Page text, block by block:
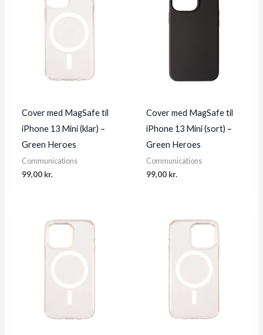
Cover med MagSafe til
iPhone 13 Mini (klar) –
Green Heroes
Communications
99,00 kr.
Cover med MagSafe til
iPhone 13 Mini (sort) –
Green Heroes
Communications
99,00 kr.